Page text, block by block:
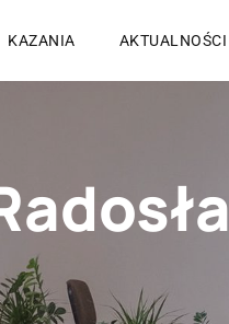
KAZANIA AKTUALNOŚCI